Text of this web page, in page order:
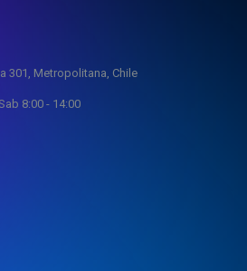
301, Metropolitana, Chile
8:00 - 14:00